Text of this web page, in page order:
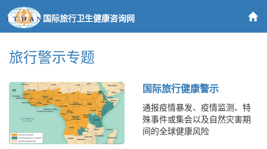
国际旅行卫生健康咨询网
旅行警示专题
国际旅行健康警示
通报疫情暴发、疫情监测、特
殊事件或集会以及自然灾害期
间的全球健康风险